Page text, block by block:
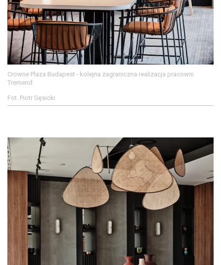
Crowne Plaza Budapest - kolejna zagraniczna realizacja pracowni
Tremend
Fot. Piotr Gęsicki